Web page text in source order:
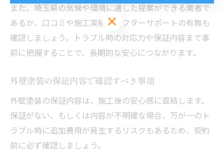
また、埼玉県の気候や環境に適した提案ができる業者で
あるか、口コミや施工実績、アフターサポートの有無も
確認しましょう。トラブル時の対応力や保証内容まで事
前に把握することで、長期的な安心につながります。
外壁塗装の保証内容で確認すべき事項
外壁塗装の保証内容は、施工後の安心感に直結します。
保証がない、もしくは内容が不明確な場合、万が一のト
ラブル時に追加費用が発生するリスクもあるため、契約
前に必ず確認しましょう。
お気軽にお問い合わせください